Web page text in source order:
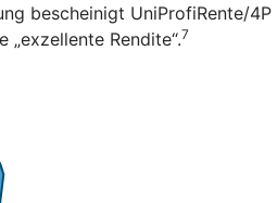
bescheinigt UniProfiRente/4P
„exzellente Rendite“.7